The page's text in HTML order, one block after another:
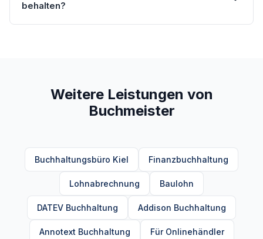
behalten?
Weitere Leistungen von
Buchmeister
Buchhaltungsbüro Kiel Finanzbuchhaltung
Lohnabrechnung Baulohn
DATEV Buchhaltung Addison Buchhaltung
Annotext Buchhaltung Für Onlinehändler